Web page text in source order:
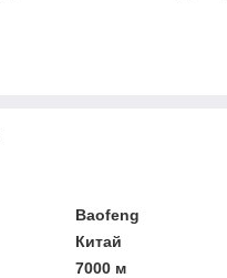
Baofeng
Китай
7000 м